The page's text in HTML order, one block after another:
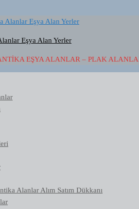
Eşya Alan Yerler
EŞYA ALANLAR – PLAK
Alanlar Alım Satım Dükkanı